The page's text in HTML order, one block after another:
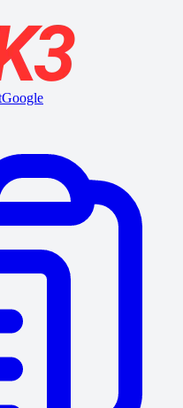
Google